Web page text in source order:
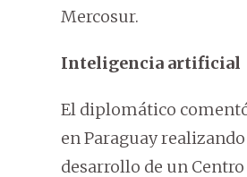
Mercosur.
Inteligencia artificial
El diplomático
en Paraguay
desarrollo de un